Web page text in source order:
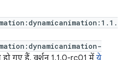
हो गए हैं. वर्शन 1.1.0-rc01 में ये